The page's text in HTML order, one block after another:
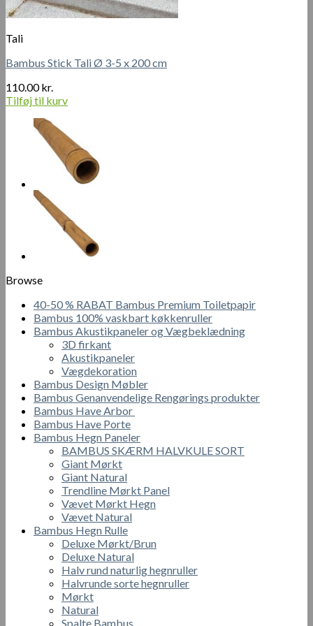
Tali
Bambus Stick Tali Ø 3-5 x 200 cm
110.00kr.
Tilføj til kurv
Browse
40-50 % RABAT Bambus Premium Toiletpapir
Bambus 100% vaskbart køkkenruller
Bambus Akustikpaneler og Vægbeklædning
3D firkant
Akustikpaneler
Vægdekoration
Bambus Design Møbler
Bambus Genanvendelige Rengørings produkter
Bambus Have Arbor
Bambus Have Porte
Bambus Hegn Paneler
BAMBUS SKÆRM HALVKULE SORT
Giant Mørkt
Giant Natural
Trendline Mørkt Panel
Vævet Mørkt Hegn
Vævet Natural
Bambus Hegn Rulle
Deluxe Mørkt/Brun
Deluxe Natural
Halv rund naturlig hegnruller
Halvrunde sorte hegnruller
Mørkt
Natural
Spalte Bambus